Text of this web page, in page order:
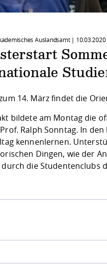
Auslandsamt | 10.03.2020
14. März findet die
bildete am Montag die
Ralph Sonntag. In
kennenlernen.
Dingen, wie der
die Studentenclubs